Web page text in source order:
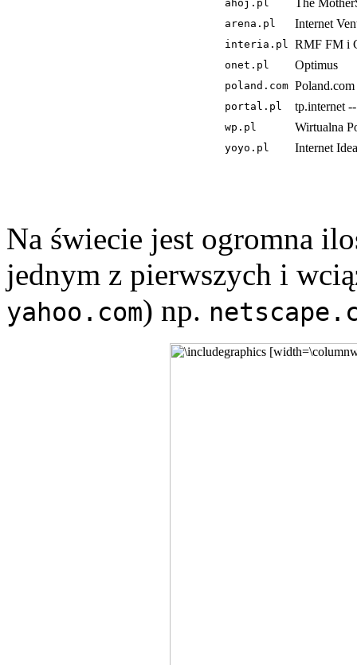
ahoj.pl
arena.pl Internet
interia.pl RMF FM i
onet.pl Optimus
poland.com
portal.pl tp.internet
wp.pl Wirtualna
yoyo.pl Internet Idea
Na świecie jest ogromna
jednym z pierwszych i
yahoo.com) np.